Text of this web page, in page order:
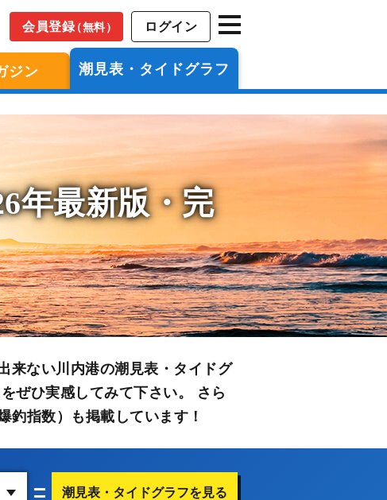
会員登録（無料） ログイン
ジン 潮見表・タイドグラフ
年最新版・完
来ない川内港の潮見表・タイドグ
ぜひ実感してみて下さい。 さら
釣指数）も掲載しています！
潮見表・タイドグラフを見る